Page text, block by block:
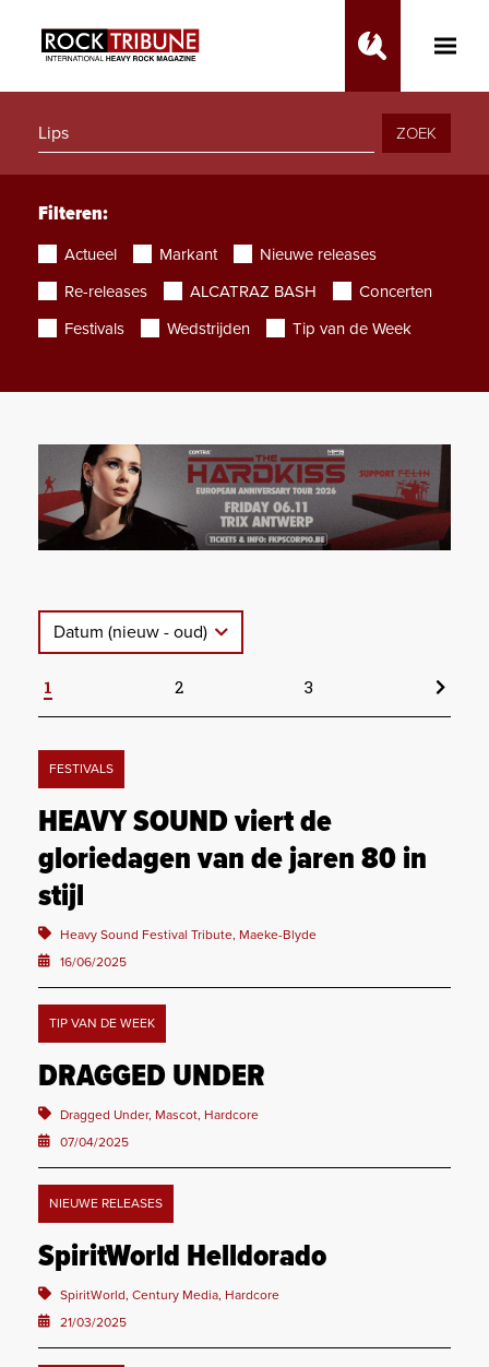
Toggle
ZOEK
Filteren:
Actueel Markant
Nieuwe releases
Re-releases
ALCATRAZ BASH
Concerten
Festivals
Wedstrijden Tip van de Week
Datum (nieuw - oud)
1 2 3
FESTIVALS
HEAVY SOUND viert de
gloriedagen van de jaren 80 in
stijl
Heavy Sound Festival Tribute, Maeke-Blyde
16/06/2025
TIP VAN DE WEEK
DRAGGED UNDER
Dragged Under, Mascot, Hardcore
07/04/2025
NIEUWE RELEASES
SpiritWorld Helldorado
SpiritWorld, Century Media, Hardcore
21/03/2025